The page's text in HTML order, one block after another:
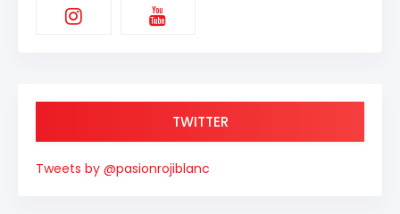
TWITTER
Tweets by @pasionrojiblanc